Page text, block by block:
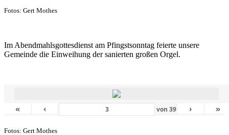
Fotos: Gert Mothes
Im Abendmahlsgottesdienst am Pfingstsonntag feierte unsere
Gemeinde die Einweihung der sanierten großen Orgel.
« ‹ von39 › »
Fotos: Gert Mothes